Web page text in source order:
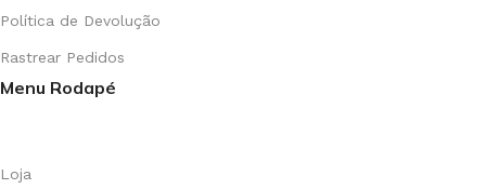
Política de Devolução
Rastrear Pedidos
Menu Rodapé
Loja